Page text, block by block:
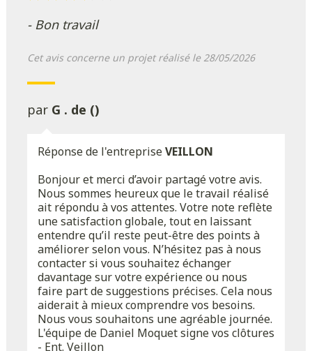
- Bon travail
Cet avis concerne un projet réalisé le 28/05/2026
par G . de ()
Réponse de l'entrepriseVEILLON
Bonjour et merci d’avoir partagé votre avis.
Nous sommes heureux que le travail réalisé
ait répondu à vos attentes. Votre note reflète
une satisfaction globale, tout en laissant
entendre qu’il reste peut-être des points à
améliorer selon vous. N’hésitez pas à nous
contacter si vous souhaitez échanger
davantage sur votre expérience ou nous
faire part de suggestions précises. Cela nous
aiderait à mieux comprendre vos besoins.
Nous vous souhaitons une agréable journée.
L'équipe de Daniel Moquet signe vos clôtures
- Ent. Veillon